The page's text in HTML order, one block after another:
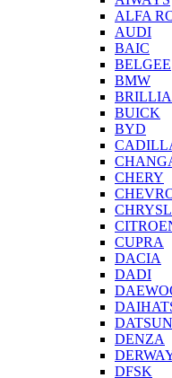
ALFA
AUDI
BAIC
BELGEE
BMW
BUICK
BYD
CHERY
CUPRA
DACIA
DADI
DATSUN
DENZA
DFSK